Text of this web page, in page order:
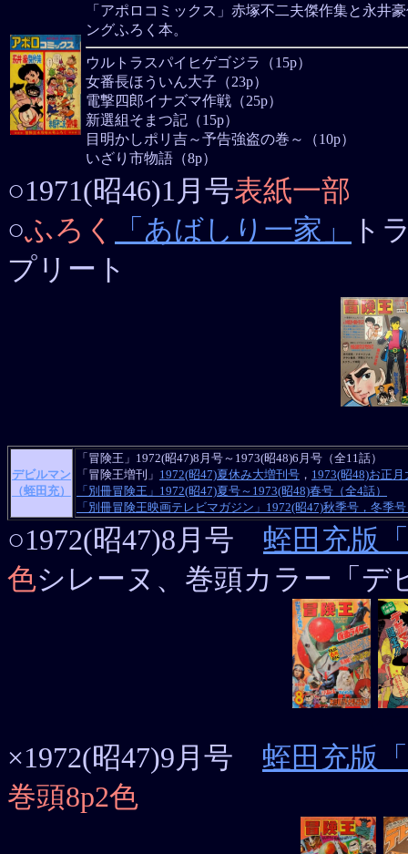
「アポロコミックス」赤塚不二夫傑作集と永井
ングふろく本。
ウルトラスパイヒゲゴジラ（15p）
女番長ほういん大子（23p）
電撃四郎イナズマ作戦（25p）
新選組そまつ記（15p）
目明かしポリ吉～予告強盗の巻～（10p）
いざり市物語（8p）
○1971(昭46)1月号表紙一部
○ふろく 「あばしり一家」
ト
プリート
デビルマン
（蛭田充）
「冒険王」1972(昭47)8月号～1973(昭48)6月号（全11話）
「冒険王増刊」 1972(昭47)夏休み大増刊号 ， 1973(昭48)お正
「別冊冒険王」1972(昭47)夏号～1973(昭48)春号（全4話）
「別冊冒険王映画テレビマガジン」1972(昭47)秋季号，冬季
○1972(昭47)8月号 蛭田充版
色シレーヌ、巻頭カラー「デ
×1972(昭47)9月号 蛭田充版
巻頭8p2色